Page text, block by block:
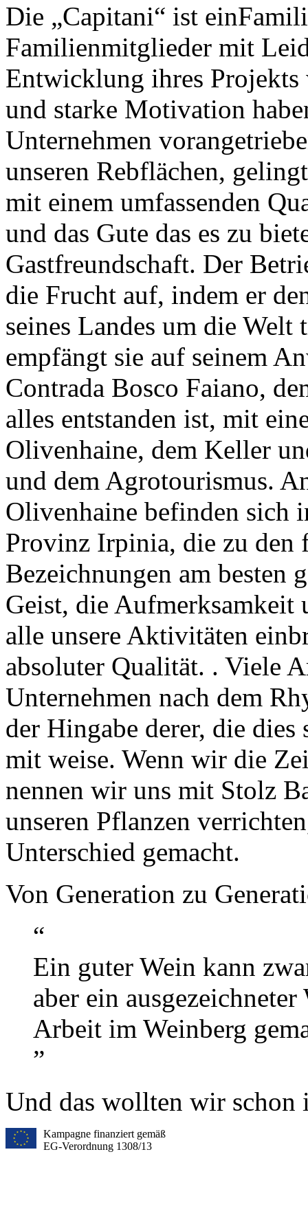
Die „Capitani“ ist ein
Familienmitglieder mit
Entwicklung ihres
und starke Motivation
Unternehmen
unseren Rebflächen,
mit einem umfassenden
und das Gute das es zu
Gastfreundschaft. Der
die Frucht auf, indem er
seines Landes um die
empfängt sie auf seinem
Contrada Bosco Faiano,
alles entstanden ist, mit
Olivenhaine, dem Keller
und dem Agrotourismus.
Olivenhaine befinden sich
Provinz Irpinia, die zu den
Bezeichnungen am besten
Geist, die
alle unsere Aktivitäten
absoluter Qualität. . Viele
Unternehmen nach dem
der Hingabe derer, die
mit weise. Wenn wir die
nennen wir uns mit Stolz
unseren Pflanzen
Unterschied gemacht.
Von Generation zu
“
Ein guter Wein kann
aber ein
Arbeit im Weinberg
”
Und das wollten wir schon
Kampagne finanziert gemäß
EG-Verordnung 1308/13